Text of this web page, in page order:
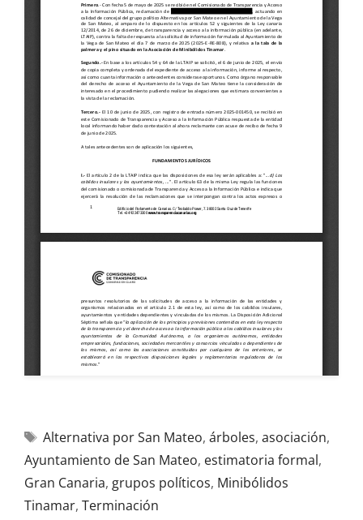
Alternativa por San Mateo, árboles, asociación,
Ayuntamiento de San Mateo, estimatoria formal,
Gran Canaria, grupos políticos, Minibólidos
Tinamar, Terminación